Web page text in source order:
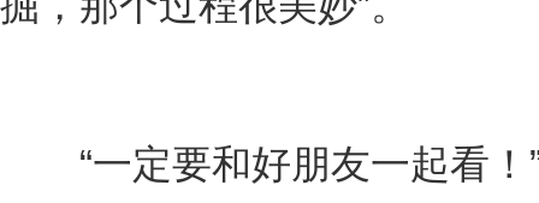
“一定要和好朋友一起看！